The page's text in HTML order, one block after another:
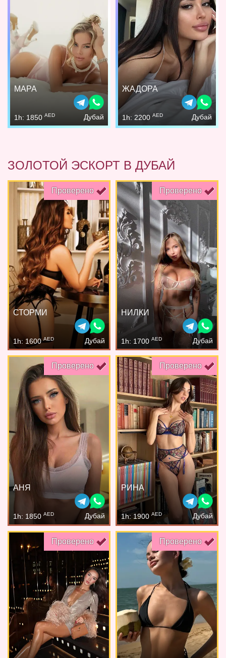
МАРА
1h: 1850 AED Дубай
ЖАДОРА
1h: 2200 AED Дубай
ЗОЛОТОЙ ЭСКОРТ В ДУБАЙ
Проверено
СТОРМИ
1h: 1600AED Дубай
Проверено
НИЛКИ
1h: 1700 AED Дубай
Проверено
АНЯ
1h: 1850 AED Дубай
Проверено
РИНА
1h: 1900 AED Дубай
Проверено Проверено